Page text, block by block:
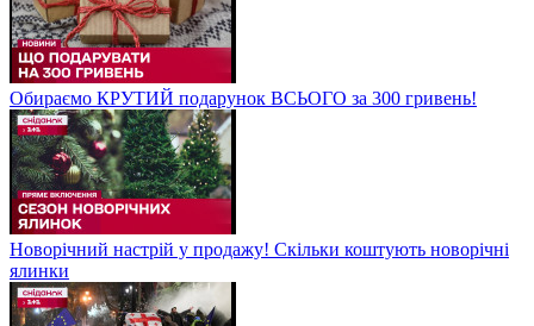
Обираємо КРУТИЙ подарунок ВСЬОГО за 300 гривень!
Новорічний настрій у продажу! Скільки коштують новорічні
ялинки